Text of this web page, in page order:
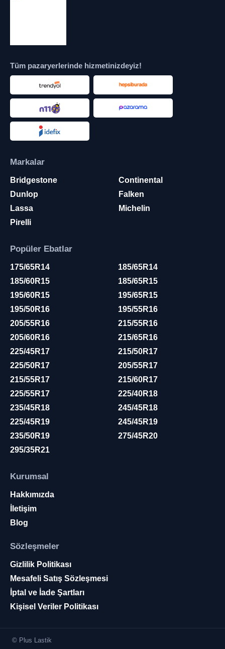
Tüm pazaryerlerinde hizmetinizdeyiz!
Markalar
Bridgestone
Continental
Dunlop
Falken
Lassa
Michelin
Pirelli
Popüler Ebatlar
175/65R14
185/65R14
185/60R15
185/65R15
195/60R15
195/65R15
195/50R16
195/55R16
205/55R16
215/55R16
205/60R16
215/65R16
225/45R17
215/50R17
225/50R17
205/55R17
215/55R17
215/60R17
225/55R17
225/40R18
235/45R18
245/45R18
225/45R19
245/45R19
235/50R19
275/45R20
295/35R21
Kurumsal
Hakkımızda
İletişim
Blog
Sözleşmeler
Gizlilik Politikası
Mesafeli Satış Sözleşmesi
İptal ve İade Şartları
Kişisel Veriler Politikası
© Plus Lastik